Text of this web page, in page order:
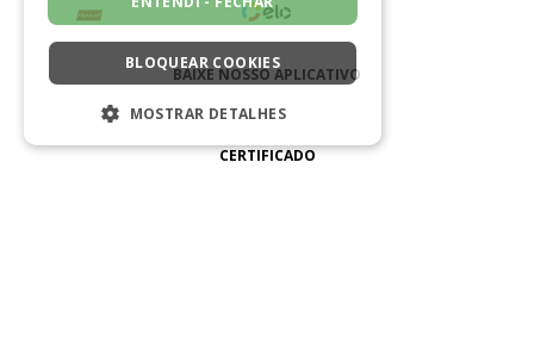
BAIXE NOSSO APLICATIVO
CERTIFICADO
BLOQUEAR COOKIES
MOSTRAR DETALHES
ESTRITAMENTE NECESSÁRIOS